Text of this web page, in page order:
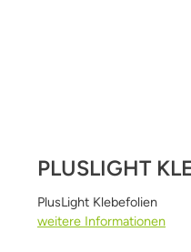
PLUSLIGHT
PlusLight Klebefolien
weitere Informationen